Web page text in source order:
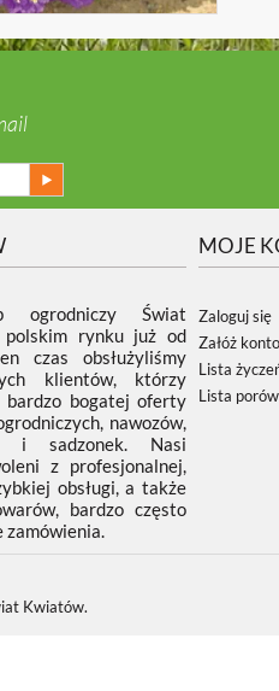
ogrodniczy Świat
polskim rynku już od
czas obsłużyliśmy
klientów, którzy
bogatej oferty
nawozów,
i sadzonek. Nasi
z profesjonalnej,
obsługi, a także
bardzo często
zamówienia.
MOJE
Zaloguj się
Załóż konto
Lista
Lista
Kwiatów.